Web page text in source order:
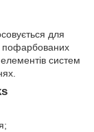
для
пофарбованих
систем